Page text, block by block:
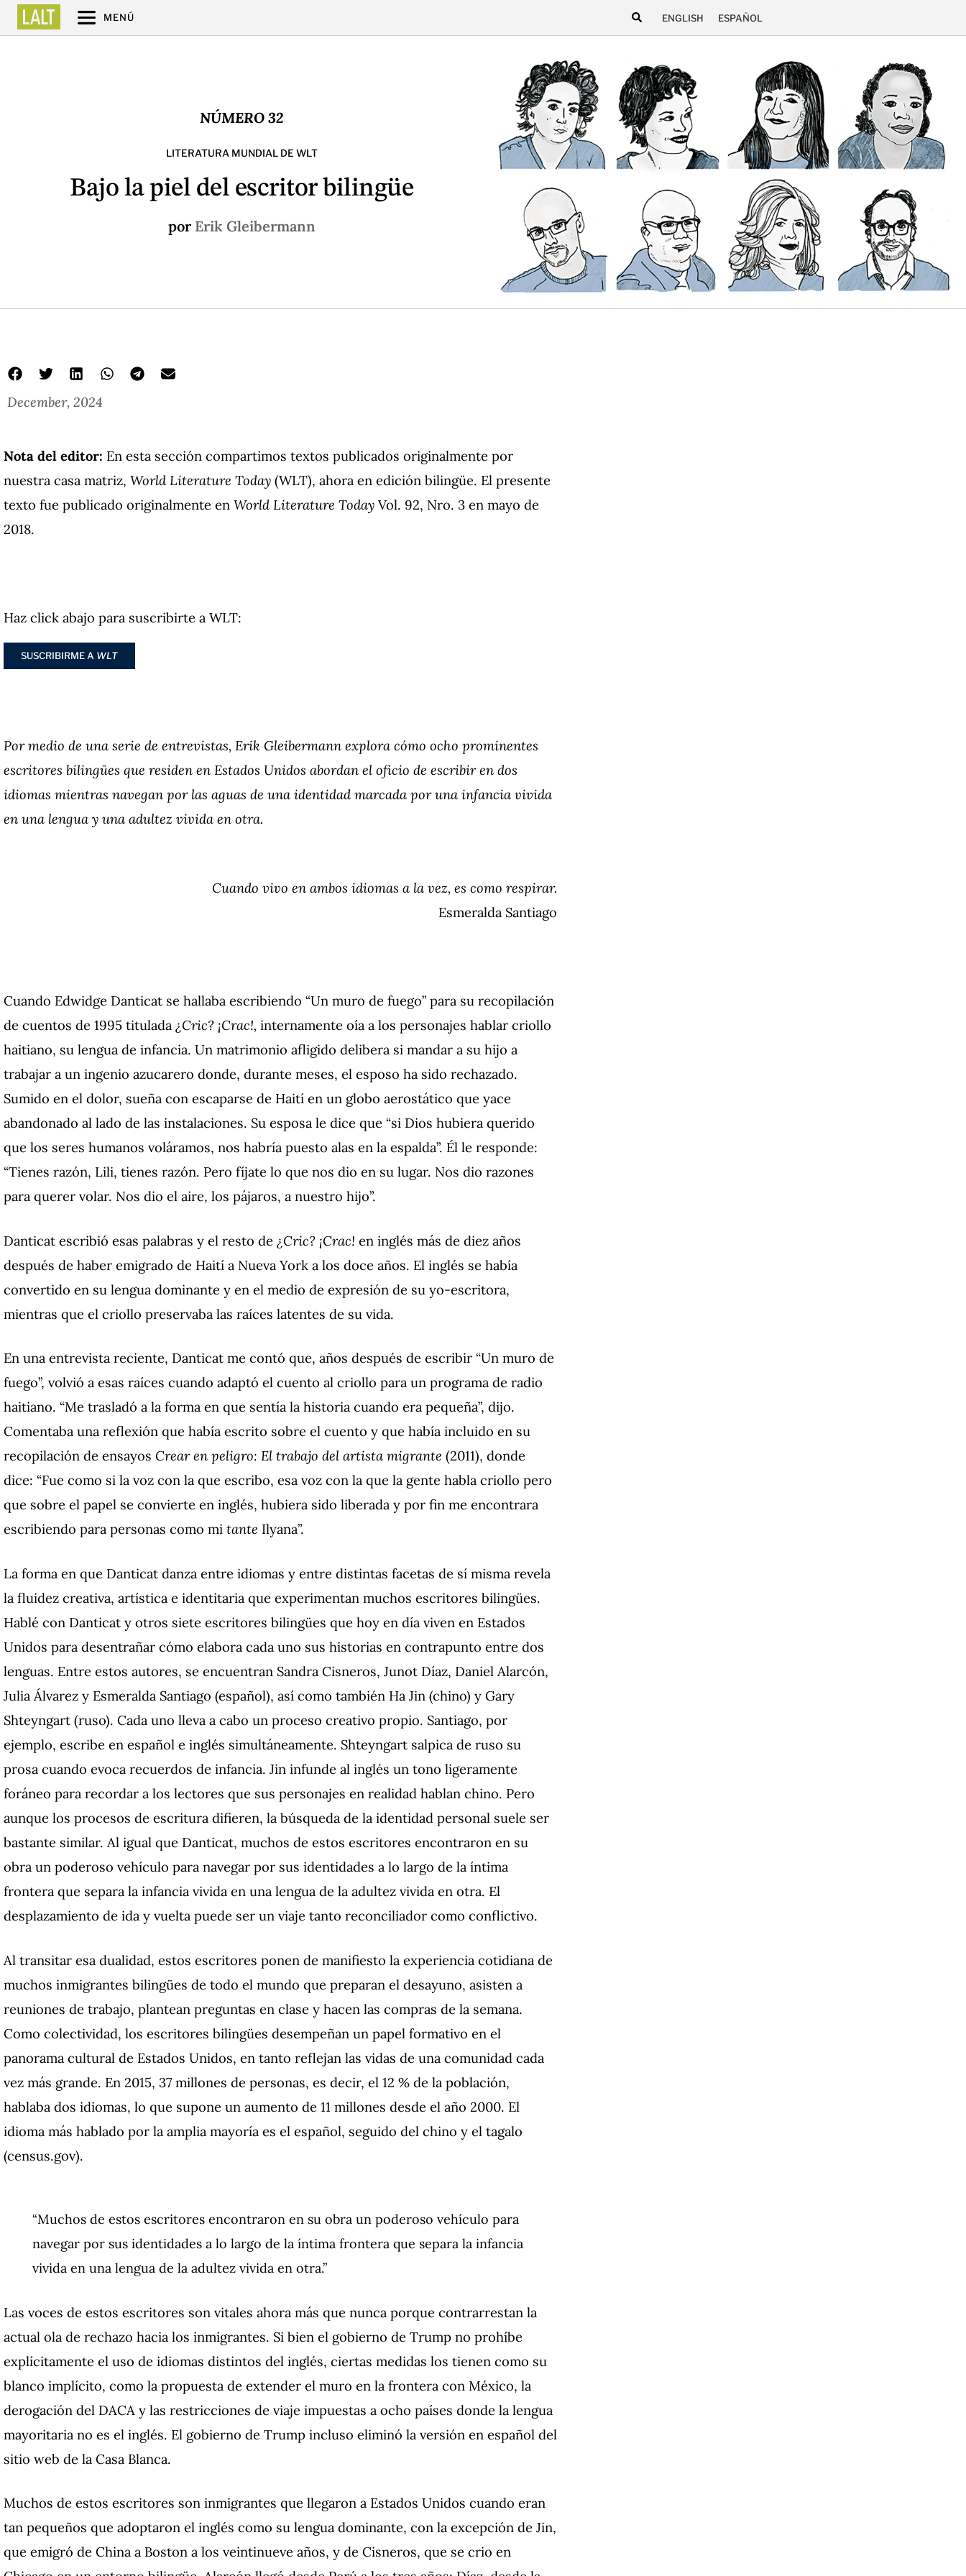
MENÚ ENGLISH ESPAÑOL
NÚMERO 32
LITERATURA MUNDIAL DE WLT
Bajo la piel del escritor bilingüe
por Erik Gleibermann
December, 2024
Nota del editor: En esta sección compartimos textos publicados originalmente por
nuestra casa matriz, World Literature Today (WLT), ahora en edición bilingüe. El presente
texto fue publicado originalmente en World Literature Today Vol. 92, Nro. 3 en mayo de
2018.
Haz click abajo para suscribirte a WLT:
SUSCRIBIRME A WLT
Por medio de una serie de entrevistas, Erik Gleibermann explora cómo ocho prominentes
escritores bilingües que residen en Estados Unidos abordan el oficio de escribir en dos
idiomas mientras navegan por las aguas de una identidad marcada por una infancia vivida
en una lengua y una adultez vivida en otra.
Cuando vivo en ambos idiomas a la vez, es como respirar.
Esmeralda Santiago
Cuando Edwidge Danticat se hallaba escribiendo “Un muro de fuego” para su recopilación
de cuentos de 1995 titulada ¿Cric? ¡Crac!, internamente oía a los personajes hablar criollo
haitiano, su lengua de infancia. Un matrimonio afligido delibera si mandar a su hijo a
trabajar a un ingenio azucarero donde, durante meses, el esposo ha sido rechazado.
Sumido en el dolor, sueña con escaparse de Haití en un globo aerostático que yace
abandonado al lado de las instalaciones. Su esposa le dice que “si Dios hubiera querido
que los seres humanos voláramos, nos habría puesto alas en la espalda”. Él le responde:
“Tienes razón, Lili, tienes razón. Pero fíjate lo que nos dio en su lugar. Nos dio razones
para querer volar. Nos dio el aire, los pájaros, a nuestro hijo”.
Danticat escribió esas palabras y el resto de ¿Cric? ¡Crac! en inglés más de diez años
después de haber emigrado de Haití a Nueva York a los doce años. El inglés se había
convertido en su lengua dominante y en el medio de expresión de su yo-escritora,
mientras que el criollo preservaba las raíces latentes de su vida.
En una entrevista reciente, Danticat me contó que, años después de escribir “Un muro de
fuego”, volvió a esas raíces cuando adaptó el cuento al criollo para un programa de radio
haitiano. “Me trasladó a la forma en que sentía la historia cuando era pequeña”, dijo.
Comentaba una reflexión que había escrito sobre el cuento y que había incluido en su
recopilación de ensayos Crear en peligro: El trabajo del artista migrante (2011), donde
dice: “Fue como si la voz con la que escribo, esa voz con la que la gente habla criollo pero
que sobre el papel se convierte en inglés, hubiera sido liberada y por fin me encontrara
escribiendo para personas como mi tante Ilyana”.
La forma en que Danticat danza entre idiomas y entre distintas facetas de sí misma revela
la fluidez creativa, artística e identitaria que experimentan muchos escritores bilingües.
Hablé con Danticat y otros siete escritores bilingües que hoy en día viven en Estados
Unidos para desentrañar cómo elabora cada uno sus historias en contrapunto entre dos
lenguas. Entre estos autores, se encuentran Sandra Cisneros, Junot Díaz, Daniel Alarcón,
Julia Álvarez y Esmeralda Santiago (español), así como también Ha Jin (chino) y Gary
Shteyngart (ruso). Cada uno lleva a cabo un proceso creativo propio. Santiago, por
ejemplo, escribe en español e inglés simultáneamente. Shteyngart salpica de ruso su
prosa cuando evoca recuerdos de infancia. Jin infunde al inglés un tono ligeramente
foráneo para recordar a los lectores que sus personajes en realidad hablan chino. Pero
aunque los procesos de escritura difieren, la búsqueda de la identidad personal suele ser
bastante similar. Al igual que Danticat, muchos de estos escritores encontraron en su
obra un poderoso vehículo para navegar por sus identidades a lo largo de la íntima
frontera que separa la infancia vivida en una lengua de la adultez vivida en otra. El
desplazamiento de ida y vuelta puede ser un viaje tanto reconciliador como conflictivo.
Al transitar esa dualidad, estos escritores ponen de manifiesto la experiencia cotidiana de
muchos inmigrantes bilingües de todo el mundo que preparan el desayuno, asisten a
reuniones de trabajo, plantean preguntas en clase y hacen las compras de la semana.
Como colectividad, los escritores bilingües desempeñan un papel formativo en el
panorama cultural de Estados Unidos, en tanto reflejan las vidas de una comunidad cada
vez más grande. En 2015, 37 millones de personas, es decir, el 12 % de la población,
hablaba dos idiomas, lo que supone un aumento de 11 millones desde el año 2000. El
idioma más hablado por la amplia mayoría es el español, seguido del chino y el tagalo
(census.gov).
“Muchos de estos escritores encontraron en su obra un poderoso vehículo para
navegar por sus identidades a lo largo de la íntima frontera que separa la infancia
vivida en una lengua de la adultez vivida en otra.”
Las voces de estos escritores son vitales ahora más que nunca porque contrarrestan la
actual ola de rechazo hacia los inmigrantes. Si bien el gobierno de Trump no prohíbe
explícitamente el uso de idiomas distintos del inglés, ciertas medidas los tienen como su
blanco implícito, como la propuesta de extender el muro en la frontera con México, la
derogación del DACA y las restricciones de viaje impuestas a ocho países donde la lengua
mayoritaria no es el inglés. El gobierno de Trump incluso eliminó la versión en español del
sitio web de la Casa Blanca.
Muchos de estos escritores son inmigrantes que llegaron a Estados Unidos cuando eran
tan pequeños que adoptaron el inglés como su lengua dominante, con la excepción de Jin,
que emigró de China a Boston a los veintinueve años, y de Cisneros, que se crio en